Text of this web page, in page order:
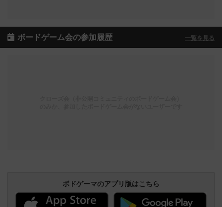
ボードゲーム会の参加履歴 一覧を見る
ボドゲーマのアプリ版はこちら